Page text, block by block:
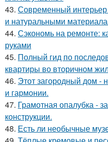
43. Современный
и натуральными
44. Сэкономь на ремонте:
руками
45. Полный гид по
квартиры во вторичном
46. Этот загородный дом -
и гармонии.
47. Грамотная опалубка -
конструкции.
48. Есть ли необычные